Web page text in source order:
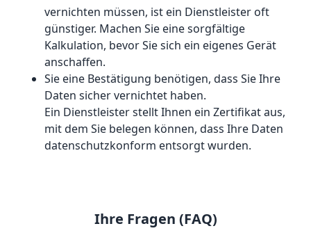
vernichten müssen, ist ein Dienstleister oft
günstiger. Machen Sie eine sorgfältige
Kalkulation, bevor Sie sich ein eigenes Gerät
anschaffen.
Sie eine Bestätigung benötigen, dass Sie Ihre
Daten sicher vernichtet haben.
Ein Dienstleister stellt Ihnen ein Zertifikat aus,
mit dem Sie belegen können, dass Ihre Daten
datenschutzkonform entsorgt wurden.
Ihre Fragen (FAQ)